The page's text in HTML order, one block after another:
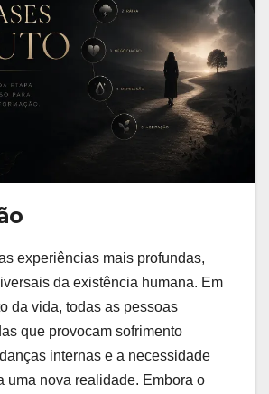
experiências mais profundas,
da existência humana. Em
da vida, todas as pessoas
que provocam sofrimento
internas e a necessidade
uma nova realidade. Embora o